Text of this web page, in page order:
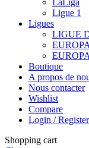
Ligue 1
Ligues
LIGUE
Boutique
A propos de
Nous contacter
Wishlist
Compare
Login / Register
Shopping cart